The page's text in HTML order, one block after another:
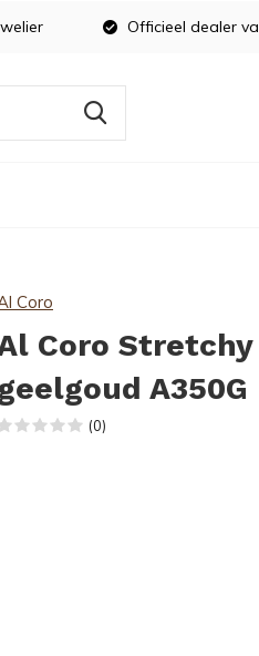
Officieel dealer
Coro
Coro
geelgoud A350G
(0)